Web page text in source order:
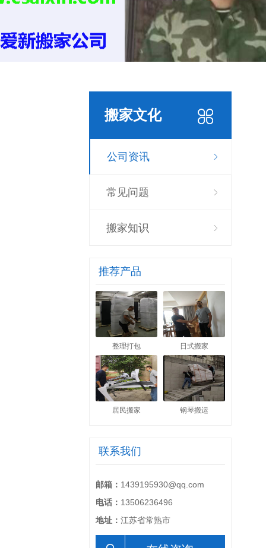
搬家文化
公司资讯
常见问题
搬家知识
推荐产品
整理打包 日式搬家
居民搬家 钢琴搬运
联系我们
邮箱： 1439195930@qq.com
电话： 13506236496
地址： 江苏省常熟市